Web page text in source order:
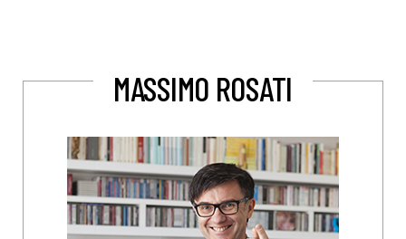
MASSIMO ROSATI